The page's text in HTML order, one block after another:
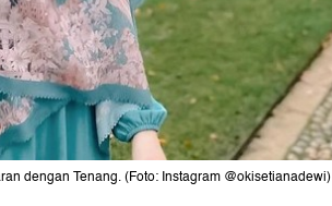
dengan Tenang. (Foto: Instagram @okisetianadewi)